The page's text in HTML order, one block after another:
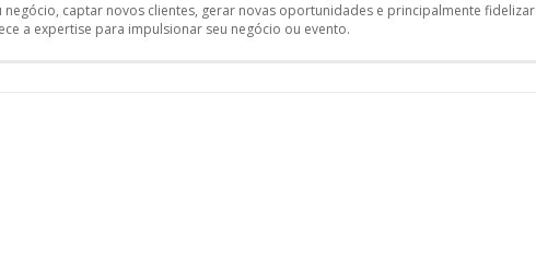
captar novos clientes, gerar novas oportunidades e principalmente fidelizar
a expertise para impulsionar seu negócio ou evento.